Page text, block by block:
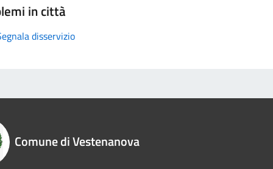
in città
disservizio
Comune di Vestenanova